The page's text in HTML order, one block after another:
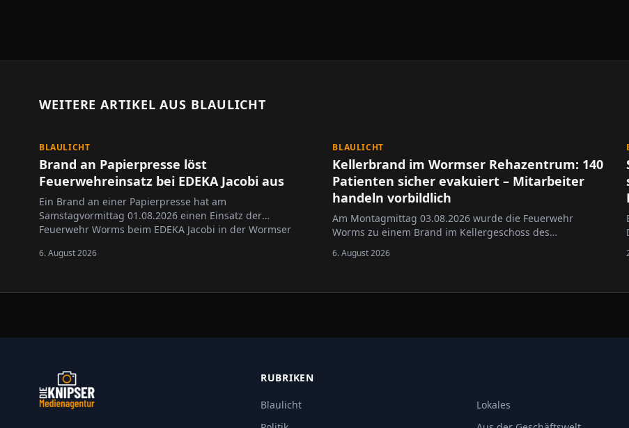
WEITERE ARTIKEL AUS BLAULICHT
BLAULICHT
Brand an Papierpresse löst
Feuerwehreinsatz bei EDEKA Jacobi aus
Ein Brand an einer Papierpresse hat am
Samstagvormittag 01.08.2026 einen Einsatz der
Feuerwehr Worms beim EDEKA Jacobi in der Wormser
6. August 2026
BLAULICHT
Kellerbrand im Wormser Rehazentrum: 140
Patienten sicher evakuiert – Mitarbeiter
handeln vorbildlich
Am Montagmittag 03.08.2026 wurde die Feuerwehr
Worms zu einem Brand im Kellergeschoss des
6. August 2026
RUBRIKEN
Blaulicht
Lokales